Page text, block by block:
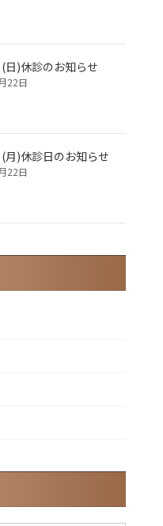
日)休診のお知らせ
22日
月)休診日のお知らせ
22日